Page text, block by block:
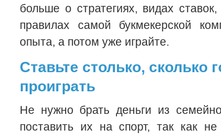
больше о стратегиях, видах
правилах самой букмекерской
опыта, а потом уже играйте.
Ставьте столько, сколько
проиграть
Не нужно брать деньги из
поставить их на спорт, так как